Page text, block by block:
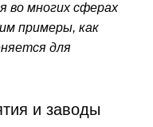
во многих сферах
примеры, как
для
и заводы